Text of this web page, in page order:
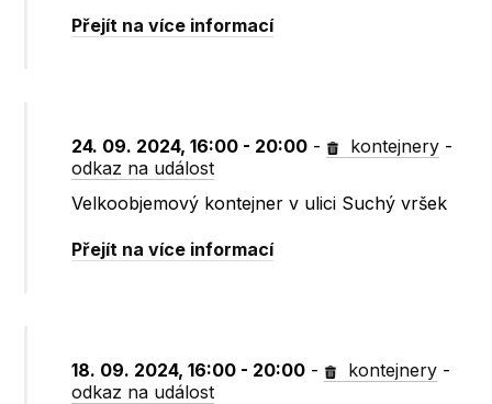
Přejít na více informací
24. 09. 2024, 16:00 - 20:00 - kontejnery -
odkaz na událost
Velkoobjemový kontejner v ulici Suchý vršek
Přejít na více informací
18. 09. 2024, 16:00 - 20:00 - kontejnery -
odkaz na událost